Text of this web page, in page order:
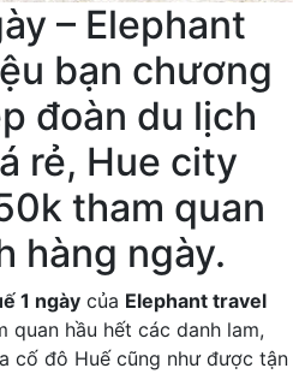
– Elephant
bạn chương
đoàn du lịch
rẻ, Hue city
tham quan
hàng ngày.
1 ngày của Elephant travel
quan hầu hết các danh lam,
cố đô Huế cũng như được tận